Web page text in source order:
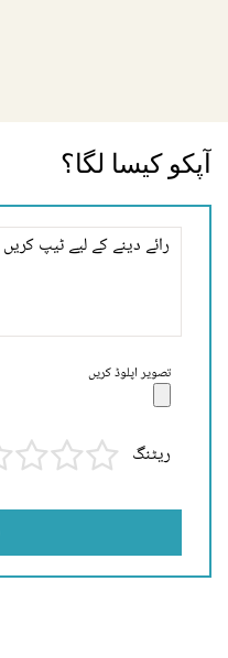
آپکو کیسا لگا؟
تصویر اپلوڈ کریں
ریٹنگ